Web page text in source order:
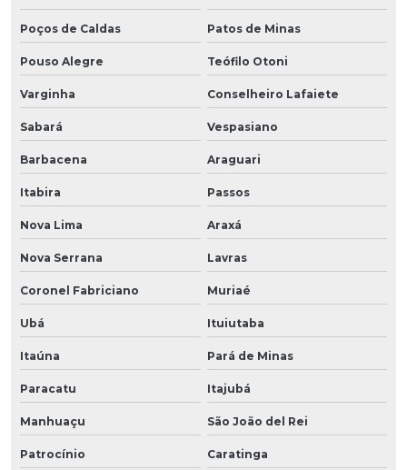
Poços de Caldas Patos de Minas
Pouso Alegre Teófilo Otoni
Varginha Conselheiro Lafaiete
Sabará Vespasiano
Barbacena Araguari
Itabira Passos
Nova Lima Araxá
Nova Serrana Lavras
Coronel Fabriciano Muriaé
Ubá Ituiutaba
Itaúna Pará de Minas
Paracatu Itajubá
Manhuaçu São João del Rei
Patrocínio Caratinga